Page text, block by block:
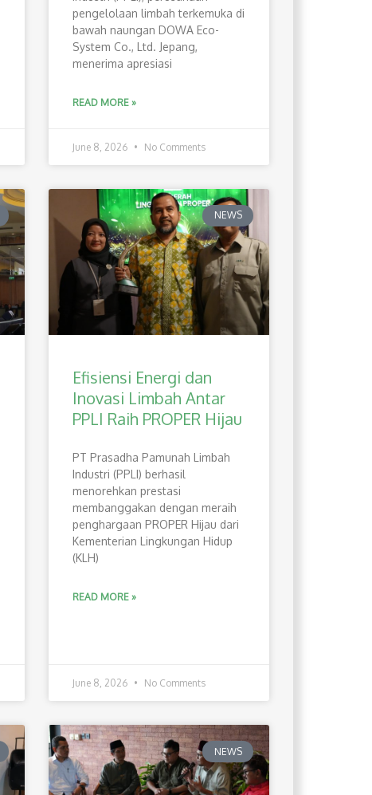
pengelolaan limbah terkemuka di
bawah naungan DOWA Eco-
System Co., Ltd. Jepang,
menerima apresiasi
READ MORE »
June 8, 2026 No Comments
NEWS
Efisiensi Energi dan
Inovasi Limbah Antar
PPLI Raih PROPER Hijau
PT Prasadha Pamunah Limbah
Industri (PPLI) berhasil
menorehkan prestasi
membanggakan dengan meraih
penghargaan PROPER Hijau dari
Kementerian Lingkungan Hidup
(KLH)
READ MORE »
June 8, 2026 No Comments
NEWS